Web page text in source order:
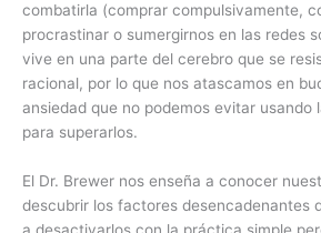
combatirla (comprar compulsivamente,
procrastinar o sumergirnos en las redes
vive en una parte del cerebro que se
racional, por lo que nos atascamos en
ansiedad que no podemos evitar usando
para superarlos.
El Dr. Brewer nos enseña a conocer
descubrir los factores desencadenantes